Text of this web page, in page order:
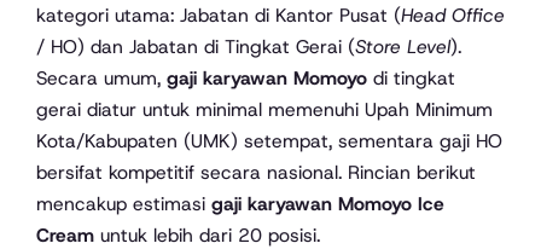
kategori utama: Jabatan di Kantor Pusat (Head Office
/ HO) dan Jabatan di Tingkat Gerai (Store Level).
Secara umum, gaji karyawan Momoyo di tingkat
gerai diatur untuk minimal memenuhi Upah Minimum
Kota/Kabupaten (UMK) setempat, sementara gaji HO
bersifat kompetitif secara nasional. Rincian berikut
mencakup estimasi gaji karyawan Momoyo Ice
Cream untuk lebih dari 20 posisi.